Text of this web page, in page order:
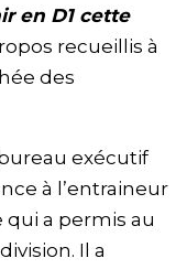
en D1 cette
recueillis à
des
exécutif
à l’entraineur
a permis au
Il a